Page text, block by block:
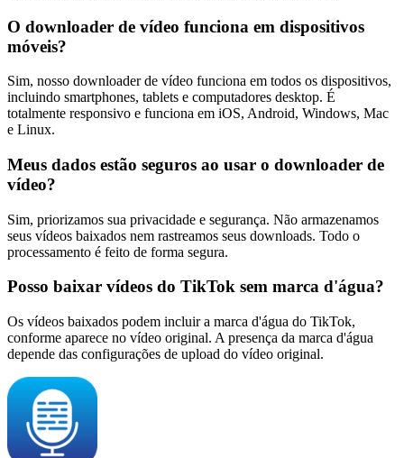
O downloader de vídeo funciona em dispositivos
móveis?
Sim, nosso downloader de vídeo funciona em todos os dispositivos,
incluindo smartphones, tablets e computadores desktop. É
totalmente responsivo e funciona em iOS, Android, Windows, Mac
e Linux.
Meus dados estão seguros ao usar o downloader de
vídeo?
Sim, priorizamos sua privacidade e segurança. Não armazenamos
seus vídeos baixados nem rastreamos seus downloads. Todo o
processamento é feito de forma segura.
Posso baixar vídeos do TikTok sem marca d'água?
Os vídeos baixados podem incluir a marca d'água do TikTok,
conforme aparece no vídeo original. A presença da marca d'água
depende das configurações de upload do vídeo original.